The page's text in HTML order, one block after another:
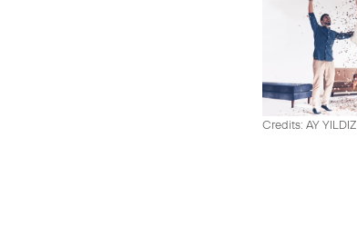
Credits: AY YILDIZ